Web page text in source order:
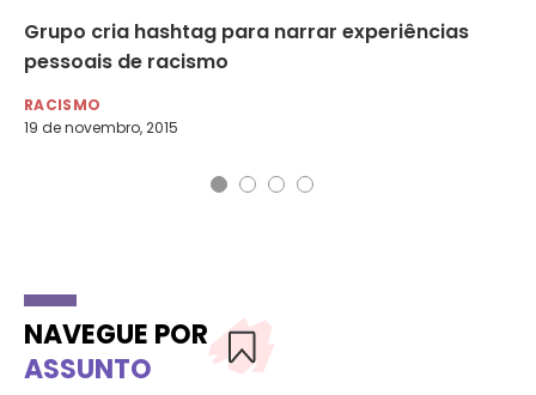
Grupo cria hashtag para narrar experiências
pessoais de racismo
RACISMO
19 de novembro, 2015
NAVEGUE POR
ASSUNTO